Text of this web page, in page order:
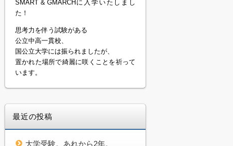
SMART＆GMARCHに入学いたしまし
た！
思考力を伴う試験がある
公立中高一貫校、
国公立大学には振られましたが、
置かれた場所で綺麗に咲くことを祈って
います。
最近の投稿
大学受験。あれから2年。